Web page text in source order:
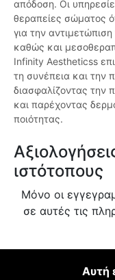
απόδοση. Οι
θεραπείες σώματος
για την
καθώς και
Infinity Aestheticss
τη συνέπεια και την
διασφαλίζοντας την
και παρέχοντας
ποιότητας.
ιστότοπους
Μόνο οι
σε αυτές τις
Αυτή